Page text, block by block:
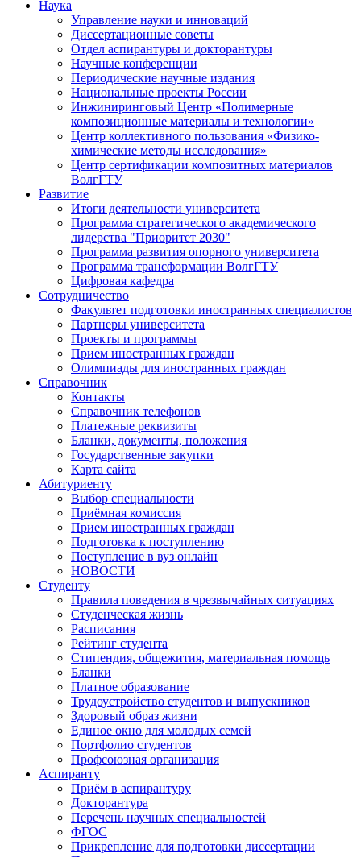
Наука
Управление науки и инноваций
Диссертационные советы
Отдел аспирантуры и докторантуры
Научные конференции
Периодические научные издания
Национальные проекты России
Инжиниринговый Центр «Полимерные
композиционные материалы и технологии»
Центр коллективного пользования «Физико-
химические методы исследования»
Центр сертификации композитных материалов
ВолгГТУ
Развитие
Итоги деятельности университета
Программа стратегического академического
лидерства "Приоритет 2030"
Программа развития опорного университета
Программа трансформации ВолгГТУ
Цифровая кафедра
Сотрудничество
Факультет подготовки иностранных специалистов
Партнеры университета
Проекты и программы
Прием иностранных граждан
Олимпиады для иностранных граждан
Справочник
Контакты
Справочник телефонов
Платежные реквизиты
Бланки, документы, положения
Государственные закупки
Карта сайта
Абитуриенту
Выбор специальности
Приёмная комиссия
Прием иностранных граждан
Подготовка к поступлению
Поступление в вуз онлайн
НОВОСТИ
Студенту
Правила поведения в чрезвычайных ситуациях
Студенческая жизнь
Расписания
Рейтинг студента
Стипендия, общежития, материальная помощь
Бланки
Платное образование
Трудоустройство студентов и выпускников
Здоровый образ жизни
Единое окно для молодых семей
Портфолио студентов
Профсоюзная организация
Аспиранту
Приём в аспирантуру
Докторантура
Перечень научных специальностей
ФГОС
Прикрепление для подготовки диссертации